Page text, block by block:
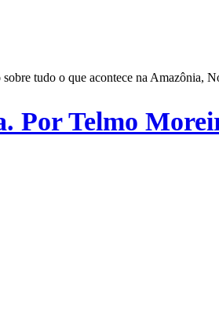
tudo o que acontece na Amazônia,
Por Telmo